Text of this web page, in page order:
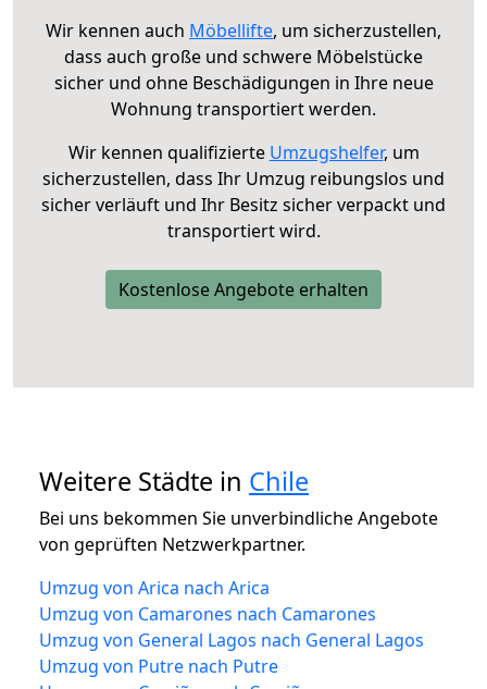
Wir kennen auch Möbellifte, um sicherzustellen,
dass auch große und schwere Möbelstücke
sicher und ohne Beschädigungen in Ihre neue
Wohnung transportiert werden.
Wir kennen qualifizierte Umzugshelfer, um
sicherzustellen, dass Ihr Umzug reibungslos und
sicher verläuft und Ihr Besitz sicher verpackt und
transportiert wird.
Kostenlose Angebote erhalten
Weitere Städte in Chile
Bei uns bekommen Sie unverbindliche Angebote
von geprüften Netzwerkpartner.
Umzug von Arica nach Arica
Umzug von Camarones nach Camarones
Umzug von General Lagos nach General Lagos
Umzug von Putre nach Putre